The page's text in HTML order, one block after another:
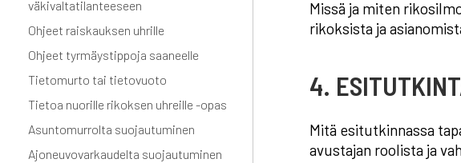
väkivaltatilanteeseen
Ohjeet raiskauksen uhrille
Ohjeet tyrmäystippoja saaneelle
Tietomurto tai tietovuoto
Tietoa nuorille rikoksen uhreille -opas
Asuntomurrolta suojautuminen
Ajoneuvovarkaudelta suojautuminen
Missä ja miten
rikoksista ja
4.
Mitä esitutkinnassa
avustajan roolista ja